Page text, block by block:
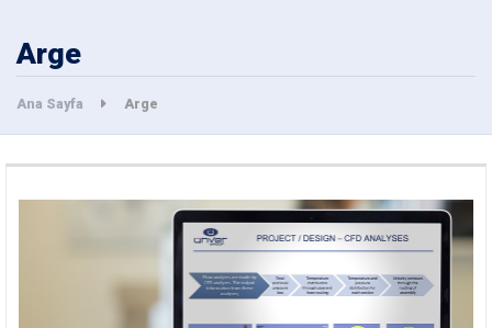
Arge
Ana Sayfa Arge